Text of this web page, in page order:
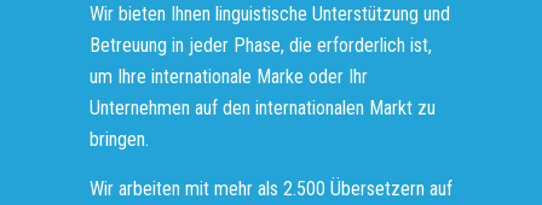
Wir bieten Ihnen linguistische Unterstützung und
Betreuung in jeder Phase, die erforderlich ist,
um Ihre internationale Marke oder Ihr
Unternehmen auf den internationalen Markt zu
bringen.
Wir arbeiten mit mehr als 2.500 Übersetzern auf